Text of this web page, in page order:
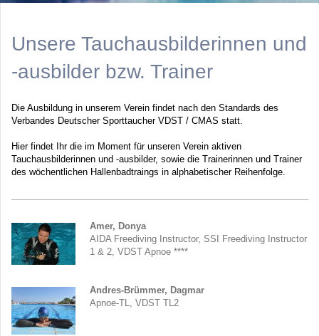
Unsere Tauchausbilderinnen und
-ausbilder bzw. Trainer
Die Ausbildung in unserem Verein findet nach den Standards des
Verbandes Deutscher Sporttaucher VDST / CMAS statt.
Hier findet Ihr die im Moment für unseren Verein aktiven
Tauchausbilderinnen und -ausbilder, sowie die Trainerinnen und Trainer
des wöchentlichen Hallenbadtraings in alphabetischer Reihenfolge.
Amer, Donya
AIDA Freediving Instructor, SSI Freediving Instructor
1 & 2, VDST Apnoe ****
Andres-Brümmer, Dagmar
Apnoe-TL , VDST TL2